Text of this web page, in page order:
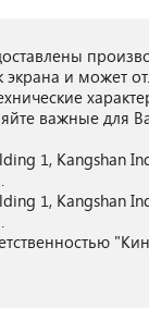
и может
важные для
1, Kangshan
1, Kangshan